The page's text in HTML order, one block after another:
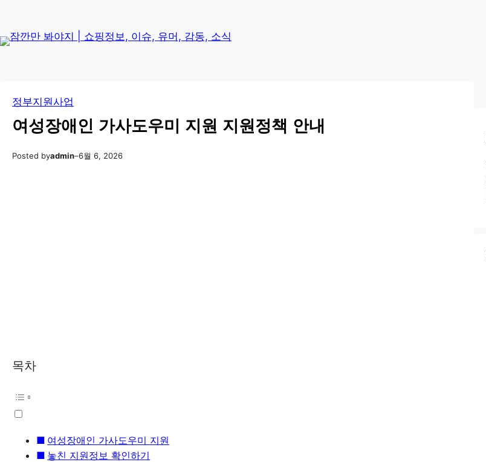
츠
content
정부지원사업
여성장애인 가사도우미 지원 지원정책 안내
Posted byadmin–6월 6, 2026
목차
여성장애인 가사도우미 지원
놓친 지원정보 확인하기